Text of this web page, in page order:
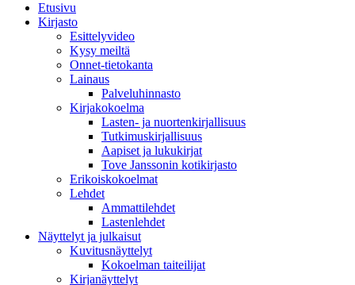
Etusivu
Kirjasto
Esittelyvideo
Kysy meiltä
Onnet-tietokanta
Lainaus
Palveluhinnasto
Kirjakokoelma
Lasten- ja nuortenkirjallisuus
Tutkimuskirjallisuus
Aapiset ja lukukirjat
Tove Janssonin kotikirjasto
Erikoiskokoelmat
Lehdet
Ammattilehdet
Lastenlehdet
Näyttelyt ja julkaisut
Kuvitusnäyttelyt
Kokoelman taiteilijat
Kirjanäyttelyt